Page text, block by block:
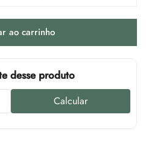
ao carrinho
desse produto
Calcular